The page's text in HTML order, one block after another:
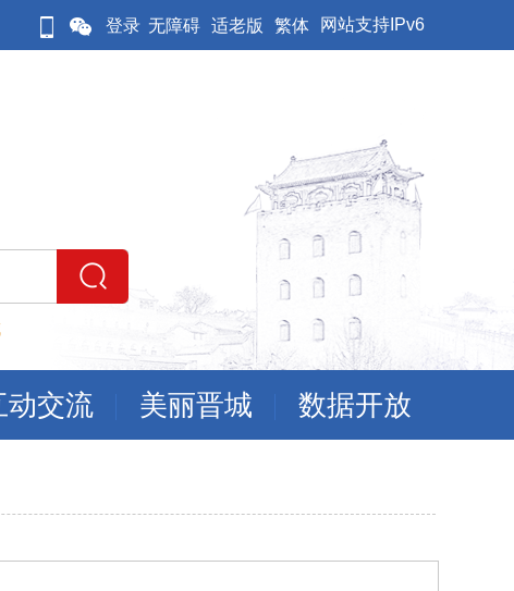
登录 无障碍 适老版 繁体 网站支持IPv6
动交流 美丽晋城 数据开放